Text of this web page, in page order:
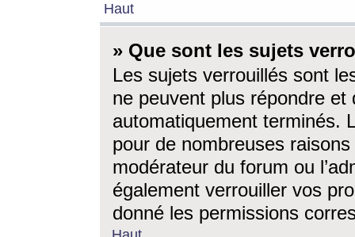
Haut
» Que sont les sujets
Les sujets verrouillés sont
ne peuvent plus répondre
automatiquement terminés.
pour de nombreuses
modérateur du forum ou
également verrouiller vos
donné les permissions